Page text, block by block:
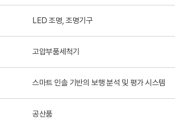
LED 조명, 조명기구
고압부품세척기
스마트 인솔 기반의 보행 분석 및 평가 시스템
공산품